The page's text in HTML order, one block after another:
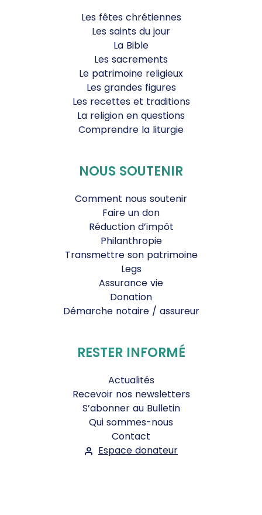
Les fêtes chrétiennes
Les saints du jour
La Bible
Les sacrements
Le patrimoine religieux
Les grandes figures
Les recettes et traditions
La religion en questions
Comprendre la liturgie
NOUS SOUTENIR
Comment nous soutenir
Faire un don
Réduction d’impôt
Philanthropie
Transmettre son patrimoine
Legs
Assurance vie
Donation
Démarche notaire / assureur
RESTER INFORMÉ
Actualités
Recevoir nos newsletters
S’abonner au Bulletin
Qui sommes-nous
Contact
Espace donateur